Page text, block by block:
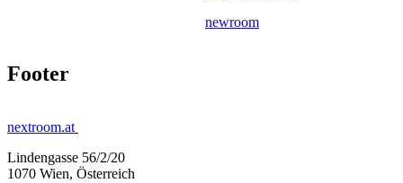
newroom
Footer
nextroom.at
Lindengasse 56/2/20
1070 Wien, Österreich